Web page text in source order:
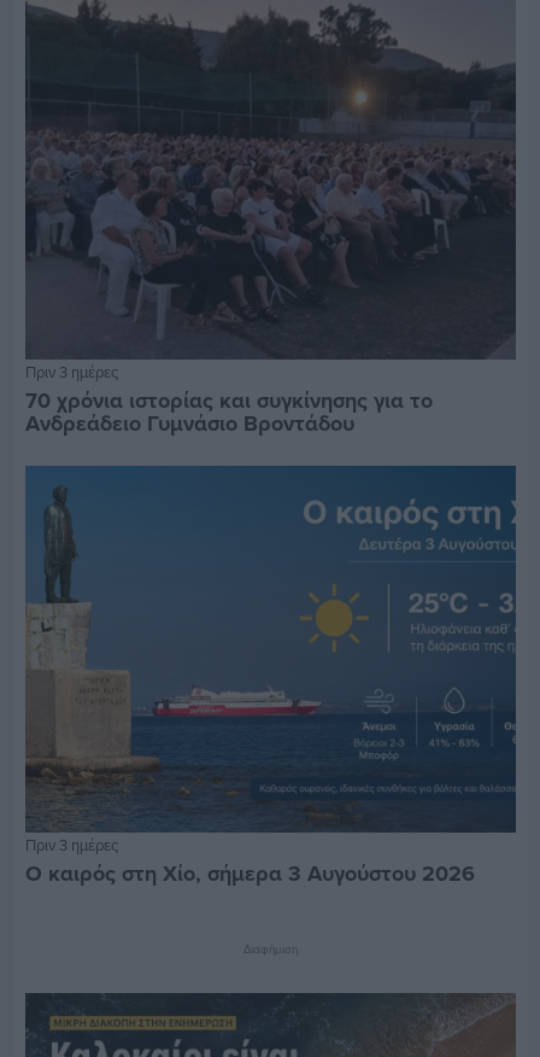
Πριν 3 ημέρες
70 χρόνια ιστορίας και συγκίνησης για το
Ανδρεάδειο Γυμνάσιο Βροντάδου
Πριν 3 ημέρες
Ο καιρός στη Χίο, σήμερα 3 Αυγούστου 2026
Διαφήμιση